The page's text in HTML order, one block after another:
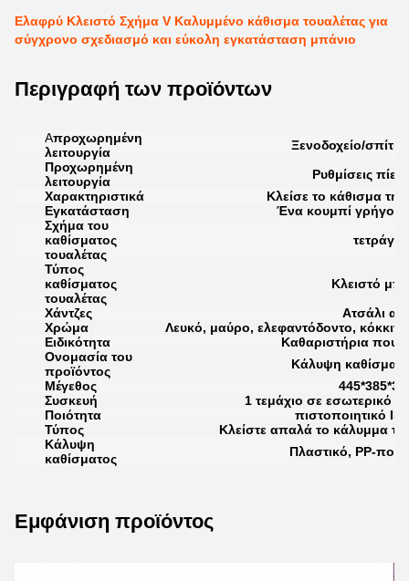
Ελαφρύ Κλειστό Σχήμα V Καλυμμένο κάθισμα τουαλέτας για
σύγχρονο σχεδιασμό και εύκολη εγκατάσταση μπάνιο
Περιγραφή των προϊόντων
Απροχωρημένη
λειτουργία
Ξενοδοχείο/σπίτι/
Προχωρημένη
λειτουργία
Ρυθμίσεις
Χαρακτηριστικά
Κλείσε το κάθισμα
Εγκατάσταση
Ένα κουμπί
Σχήμα του
καθίσματος
τουαλέτας
Τύπος
καθίσματος
τουαλέτας
Κλειστό
Χάντζες
Ατσάλι
Χρώμα
Λευκό, μαύρο, ελεφαντόδοντο,
Ειδικότητα
Καθαριστήρια που
Ονομασία του
προϊόντος
Κάλυψη
Μέγεθος
Συσκευή
1 τεμάχιο σε εσωτερικό
Ποιότητα
πιστοποιητικό
Τύπος
Κλείστε απαλά το κάλυμμα
Κάλυψη
καθίσματος
Πλαστικό, PP-
Εμφάνιση προϊόντος